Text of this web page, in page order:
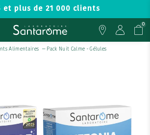
et plus de 21 000 clients
0
Alimentaires — Pack Nuit Calme - Gélules